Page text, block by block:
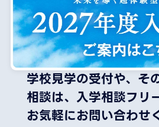
学校見学の受付や、そ
相談は、 入学相談フリ
お気軽にお問い合わせ